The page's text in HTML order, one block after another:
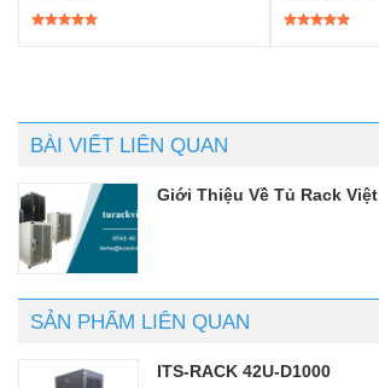
BÀI VIẾT LIÊN QUAN
Giới Thiệu Về Tủ Rack Việt
SẢN PHẨM LIÊN QUAN
ITS-RACK 42U-D1000